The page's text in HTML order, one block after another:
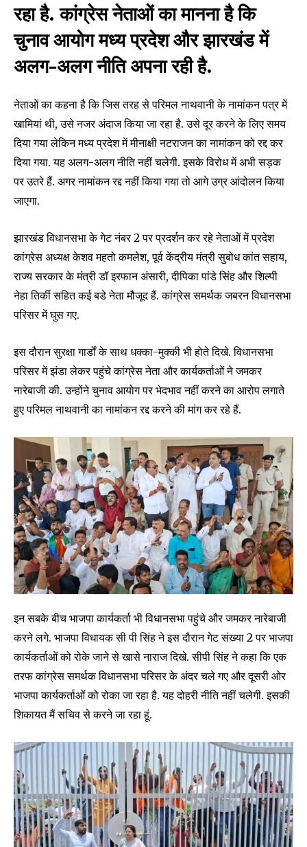
Join our community of
SUBSCRIBERS and be part of the
conversation.
To subscribe, simply enter your email address on our website
or click the subscribe button below. Don't worry, we respect
your privacy and won't spam your inbox. Your information is
SUBSCRIBE
रहा है. कांग्रेस नेताओं का मानना है कि
चुनाव आयोग मध्य प्रदेश और झारखंड में
अलग-अलग नीति अपना रही है.
नेताओं का कहना है कि जिस तरह से परिमल नाथवानी के नामांकन पत्र में
खामियां थी, उसे नजर अंदाज किया जा रहा है. उसे दूर करने के लिए समय
दिया गया लेकिन मध्य प्रदेश में मीनाक्षी नटराजन का नामांकन को रद्द कर
दिया गया. यह अलग-अलग नीति नहीं चलेगी. इसके विरोध में अभी सड़क
पर उतरे हैं. अगर नामांकन रद्द नहीं किया गया तो आगे उग्र आंदोलन किया
जाएगा.
झारखंड विधानसभा के गेट नंबर 2 पर प्रदर्शन कर रहे नेताओं में प्रदेश
कांग्रेस अध्यक्ष केशव महतो कमलेश, पूर्व केंद्रीय मंत्री सुबोध कांत सहाय,
राज्य सरकार के मंत्री डॉ इरफान अंसारी, दीपिका पांडे सिंह और शिल्पी
नेहा तिर्की सहित कई बडे नेता मौजूद हैं. कांग्रेस समर्थक जबरन विधानसभा
परिसर में घुस गए.
इस दौरान सुरक्षा गार्डों के साथ धक्का-मुक्की भी होते दिखे. विधानसभा
परिसर में झंडा लेकर पहुंचे कांग्रेस नेता और कार्यकर्ताओं ने जमकर
नारेबाजी की. उन्होंने चुनाव आयोग पर भेदभाव नहीं करने का आरोप लगाते
हुए परिमल नाथवानी का नामांकन रद्द करने की मांग कर रहे हैं.
इन सबके बीच भाजपा कार्यकर्ता भी विधानसभा पहुंचे और जमकर नारेबाजी
करने लगे. भाजपा विधायक सी पी सिंह ने इस दौरान गेट संख्या 2 पर भाजपा
कार्यकर्ताओं को रोके जाने से खासे नाराज दिखे. सीपी सिंह ने कहा कि एक
तरफ कांग्रेस समर्थक विधानसभा परिसर के अंदर चले गए और दूसरी ओर
भाजपा कार्यकर्ताओं को रोका जा रहा है. यह दोहरी नीति नहीं चलेगी. इसकी
शिकायत मैं सचिव से करने जा रहा हूं.